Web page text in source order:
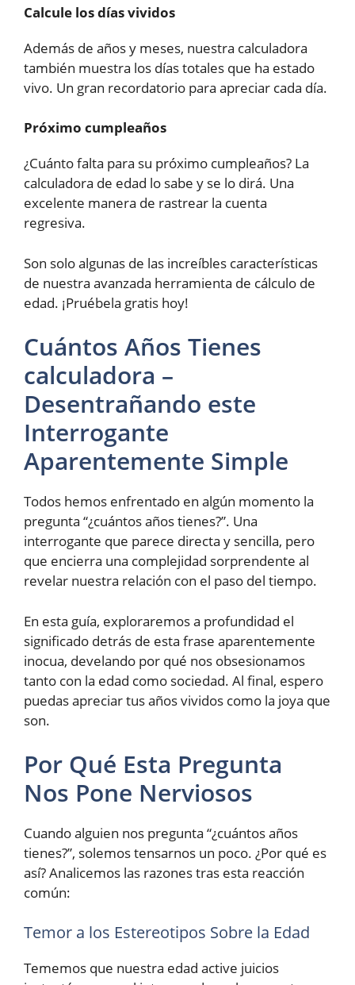
Calcule los días vividos
Además de años y meses, nuestra calculadora
también muestra los días totales que ha estado
vivo. Un gran recordatorio para apreciar cada día.
Próximo cumpleaños
¿Cuánto falta para su próximo cumpleaños? La
calculadora de edad lo sabe y se lo dirá. Una
excelente manera de rastrear la cuenta
regresiva.
Son solo algunas de las increíbles características
de nuestra avanzada herramienta de cálculo de
edad. ¡Pruébela gratis hoy!
Cuántos Años Tienes
calculadora –
Desentrañando este
Interrogante
Aparentemente Simple
Todos hemos enfrentado en algún momento la
pregunta “¿cuántos años tienes?”. Una
interrogante que parece directa y sencilla, pero
que encierra una complejidad sorprendente al
revelar nuestra relación con el paso del tiempo.
En esta guía, exploraremos a profundidad el
significado detrás de esta frase aparentemente
inocua, develando por qué nos obsesionamos
tanto con la edad como sociedad. Al final, espero
puedas apreciar tus años vividos como la joya que
son.
Por Qué Esta Pregunta
Nos Pone Nerviosos
Cuando alguien nos pregunta “¿cuántos años
tienes?”, solemos tensarnos un poco. ¿Por qué es
así? Analicemos las razones tras esta reacción
común:
Temor a los Estereotipos Sobre la Edad
Tememos que nuestra edad active juicios